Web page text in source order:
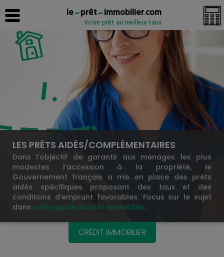
le prêt immobilier.com
Votre prêt au meilleur taux
LES PRÊTS AIDÉS/COMPLÉMENTAIRES
Dans l’objectif de garantir aux ménages les plus
modestes l’accession à la propriété, le
Gouvernement français a mis en place des prêts
aidés spécifiques proposant des taux et des
conditions d’emprunt favorables. Focus sur le sujet
dans notre guide du prêt immobilier.
CRÉDIT IMMOBILIER